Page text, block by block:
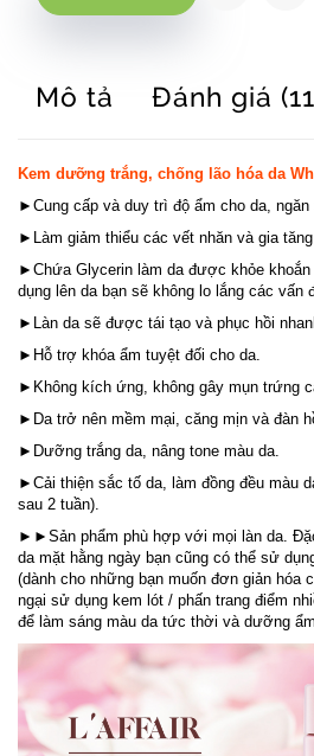
Mô tả Đánh giá
Kem dưỡng trắng, chống lão hóa da
►Cung cấp và duy trì độ ẩm cho da,
►Làm giảm thiểu các vết nhăn và gia
► Chứa Glycerin làm da được khỏe
dụng lên da bạn sẽ không lo lắng các vấn
►Làn da sẽ được tái tạo và phục hồi
►Hỗ trợ khóa ẩm tuyệt đối cho da.
►Không kích ứng, không gây mụn trứng
►Da trở nên mềm mại, căng mịn và đàn
►Dưỡng trắng da, nâng tone màu da.
►Cải thiện sắc tố da, làm đồng đều màu
sau 2 tuần).
►►Sản phẩm phù hợp với mọi làn da.
da mặt hằng ngày bạn cũng có thể sử
(dành cho những bạn muốn đơn giản hóa
ngại sử dụng kem lót / phấn trang điểm
để làm sáng màu da tức thời và dưỡng